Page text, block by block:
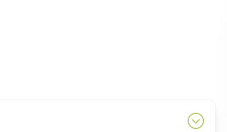
super was. En echt iets voor alle leeftijden.